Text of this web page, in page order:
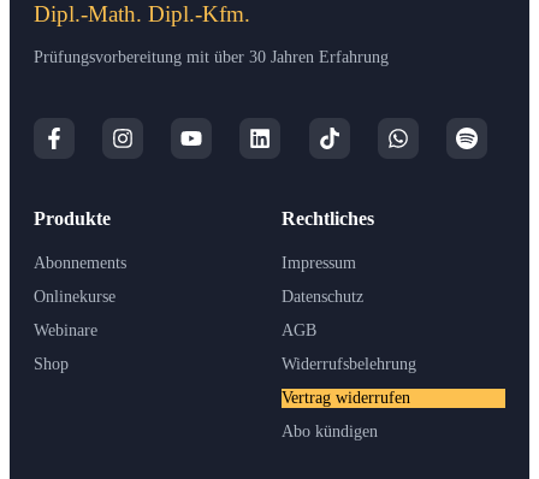
Dipl.-Math. Dipl.-Kfm.
Prüfungsvorbereitung mit über 30 Jahren Erfahrung
Produkte
Abonnements
Onlinekurse
Webinare
Shop
Rechtliches
Impressum
Datenschutz
AGB
Widerrufsbelehrung
Vertrag widerrufen
Abo kündigen